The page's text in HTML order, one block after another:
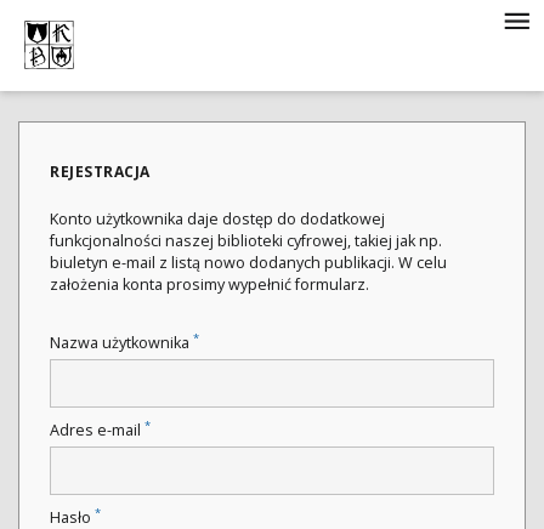
REJESTRACJA
Konto użytkownika daje dostęp do dodatkowej
funkcjonalności naszej biblioteki cyfrowej, takiej jak np.
biuletyn e-mail z listą nowo dodanych publikacji. W celu
założenia konta prosimy wypełnić formularz.
Nazwa użytkownika *
Adres e-mail *
Hasło *